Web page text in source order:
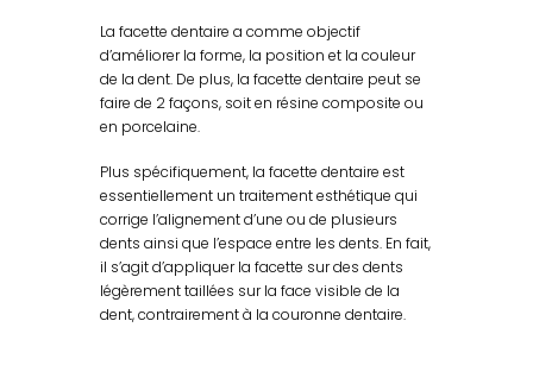
La facette dentaire a comme objectif
d’améliorer la forme, la position et la couleur
de la dent. De plus, la facette dentaire peut se
faire de 2 façons, soit en résine composite ou
en porcelaine.
Plus spécifiquement, la facette dentaire est
essentiellement un traitement esthétique qui
corrige l’alignement d’une ou de plusieurs
dents ainsi que l’espace entre les dents. En fait,
il s’agit d’appliquer la facette sur des dents
légèrement taillées sur la face visible de la
dent, contrairement à la couronne dentaire.